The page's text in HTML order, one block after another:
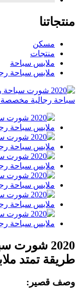
منتجاتنا
مسكن
منتجات
ملابس سباحة
ملابس سباحة
طريقة تمتد
وصف قصير: